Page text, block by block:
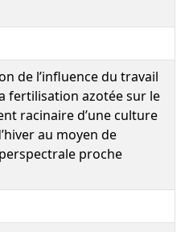
de l’influence du travail
fertilisation azotée sur le
racinaire d’une culture
au moyen de
proche